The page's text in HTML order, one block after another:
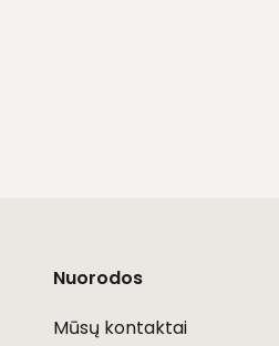
Nuorodos
Mūsų kontaktai